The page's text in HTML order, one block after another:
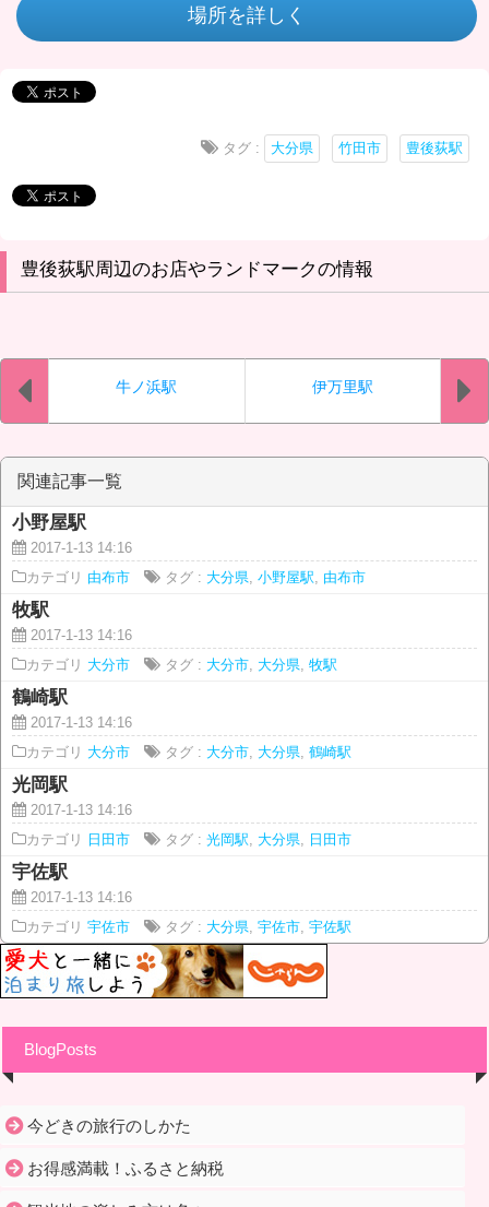
場所を詳しく
タグ : 大分県 竹田市 豊後荻駅
豊後荻駅周辺のお店やランドマークの情報
牛ノ浜駅 伊万里駅
関連記事一覧
小野屋駅
2017-1-13 14:16
カテゴリ 由布市 タグ : 大分県, 小野屋駅 由布市
牧駅
2017-1-13 14:16
カテゴリ 大分市 タグ : 大分市, 大分県, 牧駅
鶴崎駅
2017-1-13 14:16
カテゴリ 大分市 タグ : 大分市, 大分県, 鶴崎駅
光岡駅
2017-1-13 14:16
カテゴリ
日田市 タグ : 光岡駅 大分県, 日田市
宇佐駅
2017-1-13 14:16
カテゴリ 宇佐市 タグ : 大分県, 宇佐市, 宇佐駅
BlogPosts
今どきの旅行のしかた
お得感満載！ふるさと納税